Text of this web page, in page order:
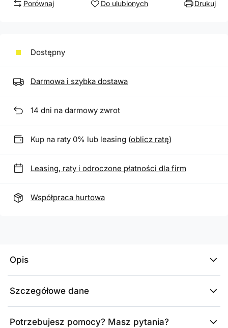
Porównaj Do ulubionych Drukuj
Dostępny
Darmowa i szybka dostawa
14 dni na darmowy zwrot
Kup na raty 0% lub leasing (oblicz ratę)
Leasing, raty i odroczone płatności dla firm
Współpraca hurtowa
Opis
Szczegółowe dane
Potrzebujesz pomocy? Masz pytania?